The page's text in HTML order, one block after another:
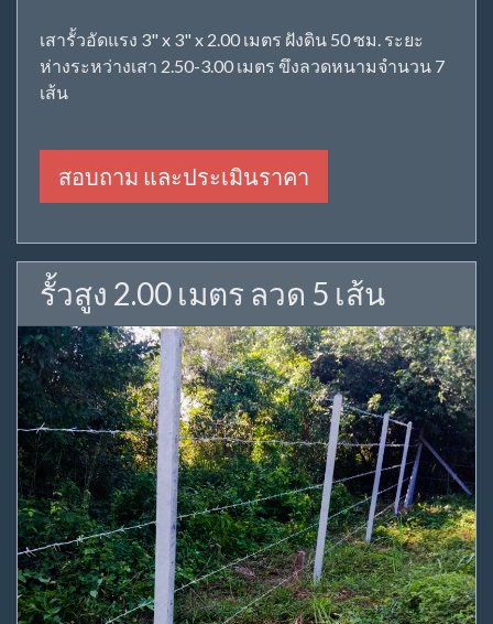
เสารั้วอัดแรง 3" x 3" x 2.00 เมตร ฝังดิน 50 ซม. ระยะ
ห่างระหว่างเสา 2.50-3.00 เมตร ขึงลวดหนามจำนวน 7
เส้น
สอบถาม และประเมินราคา
รั้วสูง 2.00 เมตร ลวด 5 เส้น